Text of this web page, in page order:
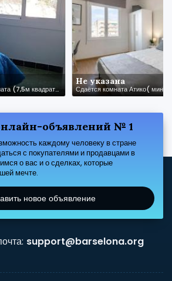
Сдаётся не большая комната (7,5м квадратных), в тихом городке Sant Cebria de Vallalta
Не указана
объявлений № 1
каждому человеку в стране
с покупателями и продавцами в
о вас и о сделках, которые
мечте.
новое объявление
support@barselona.org